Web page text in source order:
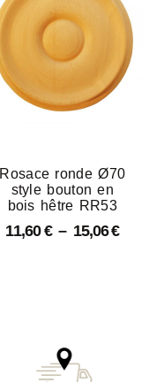
Rosace ronde Ø70
style bouton en
bois hêtre RR53
11,60€ – 15,06€